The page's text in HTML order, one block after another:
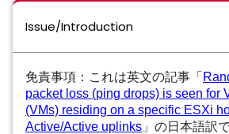
Issue/Introduction
免責事項：これは英文の記事「
packet loss (ping drops) is seen for
(VMs) residing on a specific ESXi
Active/Active uplinks 」の日本語訳